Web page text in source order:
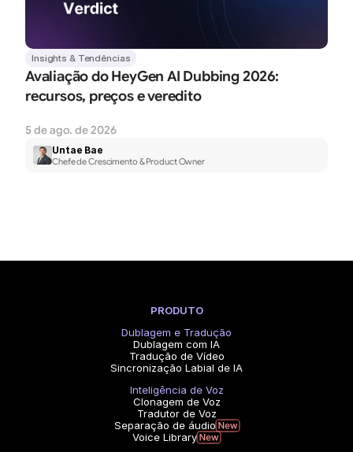
Insights & Tendências
Avaliação do HeyGen AI Dubbing 2026:
recursos, preços e veredito
5 de ago. de 2026
Untae Bae
Chefe de Crescimento & Product Owner
PRODUTO
Dublagem e Tradução
Dublagem com IA
Tradução de Vídeo
Sincronização Labial de IA
Inteligência de Voz
Clonagem de Voz
Tradutor de Voz
Separação de áudio
Voice Library